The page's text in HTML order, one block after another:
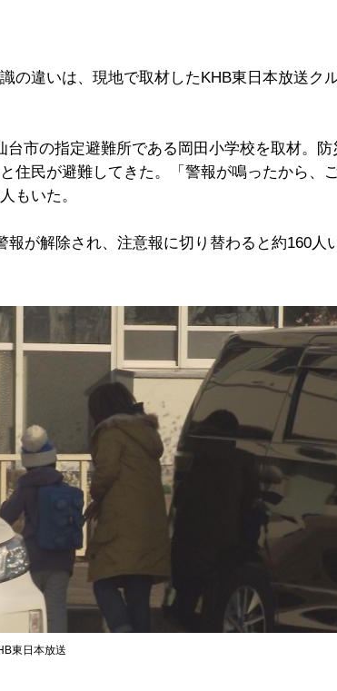
の違いは、現地で取材したKHB東日本放送ク
市の指定避難所である岡田小学校を取材。防
住民が避難してきた。「警報が鳴ったから、
もいた。
が解除され、注意報に切り替わると約160人
東日本放送